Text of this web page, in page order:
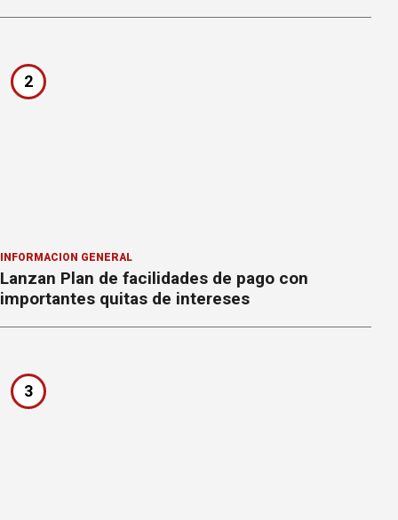
2
INFORMACION GENERAL
Lanzan Plan de facilidades de pago con
importantes quitas de intereses
3